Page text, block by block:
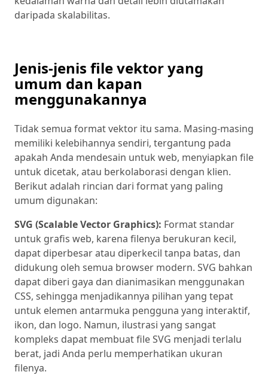
daripada skalabilitas.
Jenis-jenis file vektor yang
umum dan kapan
menggunakannya
Tidak semua format vektor itu sama. Masing-masing
memiliki kelebihannya sendiri, tergantung pada
apakah Anda mendesain untuk web, menyiapkan file
untuk dicetak, atau berkolaborasi dengan klien.
Berikut adalah rincian dari format yang paling
umum digunakan:
SVG (Scalable Vector Graphics): Format standar
untuk grafis web, karena filenya berukuran kecil,
dapat diperbesar atau diperkecil tanpa batas, dan
didukung oleh semua browser modern. SVG bahkan
dapat diberi gaya dan dianimasikan menggunakan
CSS, sehingga menjadikannya pilihan yang tepat
untuk elemen antarmuka pengguna yang interaktif,
ikon, dan logo. Namun, ilustrasi yang sangat
kompleks dapat membuat file SVG menjadi terlalu
berat, jadi Anda perlu memperhatikan ukuran
filenya.